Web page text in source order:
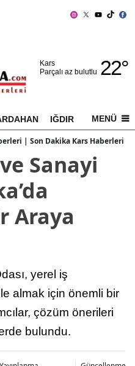
Kars
Parçalı az bulutlu 22°
Adıyaman
Ağrı
Amasya
Ankara
Artvin
Bilecik
Bingöl
Bitlis
IĞDIR AKYAKA
MENÜ
| Son Dakika Kars Haberleri
Sanayi
Araya
yerel iş
almak için önemli bir
çözüm önerileri
bulundu.